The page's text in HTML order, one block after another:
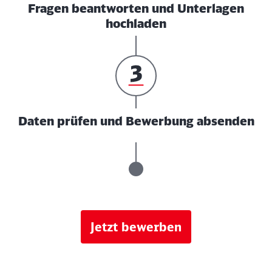
Fragen beantworten und Unterlagen
hochladen
Daten prüfen und Bewerbung absenden
Jetzt bewerben